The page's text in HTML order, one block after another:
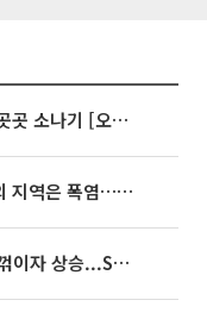
35도 안팎 무더위 이어져…전국 곳곳 소나기 [오늘 날씨]
동해안은 시간당 80㎜ 폭우, 그 외 지역은 폭염…‘극과 극 날씨’
뉴욕증시, 연준 금리인상 기대감 꺾이자 상승...S&P500 사상 최고치 [종합]